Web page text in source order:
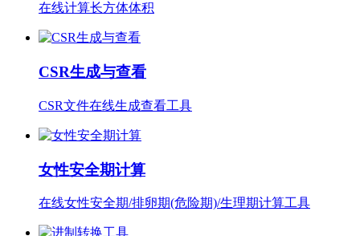
在线计算长方体体积
CSR生成与查看
CSR文件在线生成查看工具
女性安全期计算
在线女性安全期/排卵期(危险期)/生理期计算工具